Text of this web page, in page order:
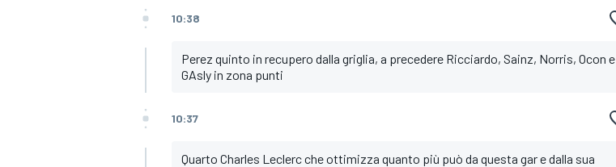
10:38
Perez quinto in recupero dalla griglia, a precedere Ricciardo, Sainz, Norris, Ocon e
GAsly in zona punti
10:37
Quarto Charles Leclerc che ottimizza quanto più può da questa gar e dalla sua